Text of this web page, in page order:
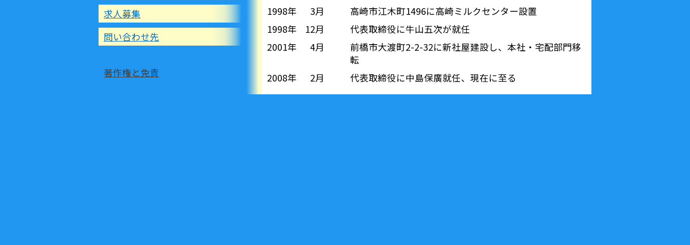
求人募集
問い合わせ先
著作権と免責
1998年
3月
高崎市江木町1496に高崎ミルクセンター設置
1998年
12月
代表取締役に牛山五次が就任
2001年
4月
前橋市大渡町2-2-32に新社屋建設し、本社・宅配部門移
転
2008年
2月 代表取締役に中島保廣就任、現在に至る